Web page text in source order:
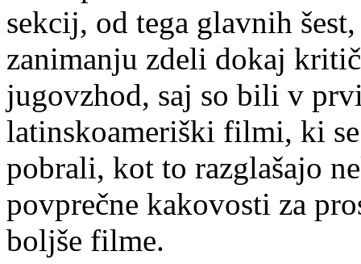
sekcij, od tega glavnih
zanimanju zdeli dokaj
jugovzhod, saj so bili v
latinskoameriški filmi, ki
pobrali, kot to razglašajo
povprečne kakovosti za
boljše filme.